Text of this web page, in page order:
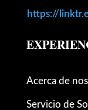
https://
Acerca de
Servicio de